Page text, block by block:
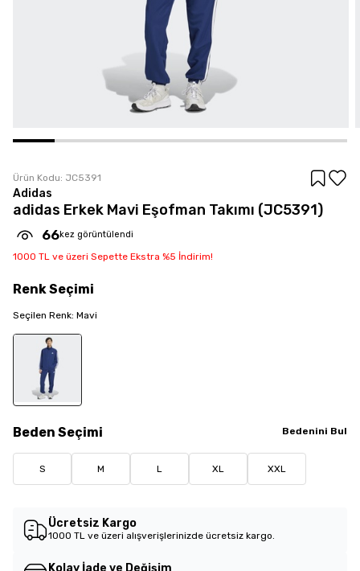
Ürün Kodu: JC5391
Adidas
adidas Erkek Mavi Eşofman Takımı (JC5391)
66kez görüntülendi
1000 TL ve üzeri Sepette Ekstra %5 İndirim!
Beden Seçimi Bedenini Bul
S M L XL XXL
RenkSeçimi
Seçilen Renk: Mavi
Ücretsiz Kargo
1000 TL ve üzeri alışverişlerinizde ücretsiz kargo.
Kolay İade ve Değişim